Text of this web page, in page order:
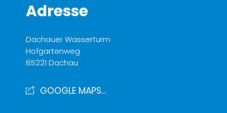
Adresse
Dachauer Wasserturm
Hofgartenweg
85221 Dachau
GOOGLE MAPS...